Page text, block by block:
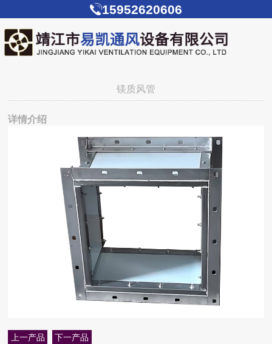
15952620606
镁质风管
详情介绍
上一产品 下一产品